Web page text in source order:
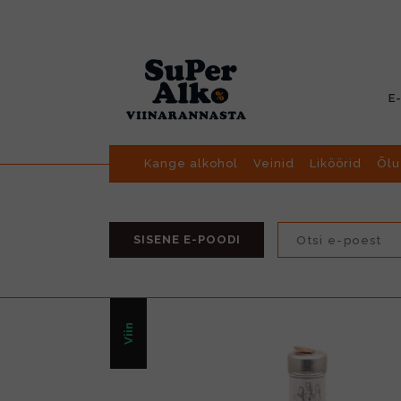
Kange alkohol Veinid Liköörid Õlu
SISENE E-POODI
Viin